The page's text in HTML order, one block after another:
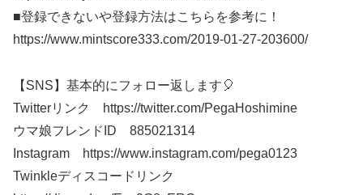
■登録できないや登録方法はこちらを参考に！
https://www.mintscore333.com/2019-01-27-203600/
【SNS】基本的にフォロー返します🎈
Twitterリンク https://twitter.com/PegaHoshimine
ウマ娘フレンドID 885021314
Instagram https://www.instagram.com/pega0123​​​
Twinkleディスコードリンク